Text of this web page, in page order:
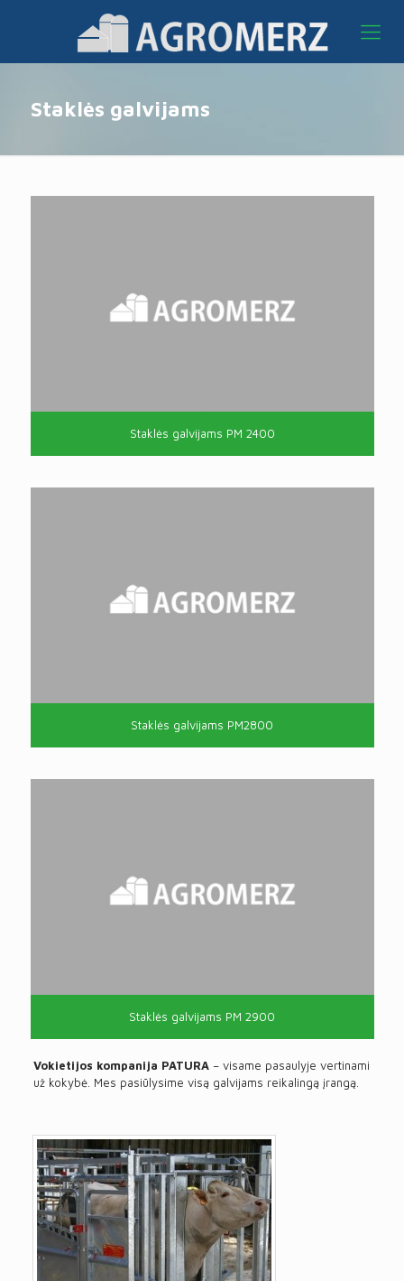
Staklės galvijams
Staklės galvijams PM 2400
Staklės galvijams PM2800
Staklės galvijams PM 2900
Vokietijos kompanija PATURA – visame pasaulyje vertinami
už kokybė. Mes pasiūlysime visą galvijams reikalingą įrangą.